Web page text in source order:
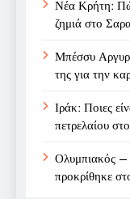
Νέα Κρήτη:
ζημιά στο
Μπέσσυ
της για την
Ιράκ: Ποιες
πετρελαίου
Ολυμπιακός
προκρίθηκε